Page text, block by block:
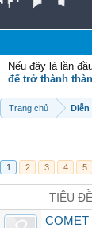
Nếu đây là lần
để trở thành
Trang chủ Diễn
1 2 3 4 5
TIÊU ĐỀ
COMET